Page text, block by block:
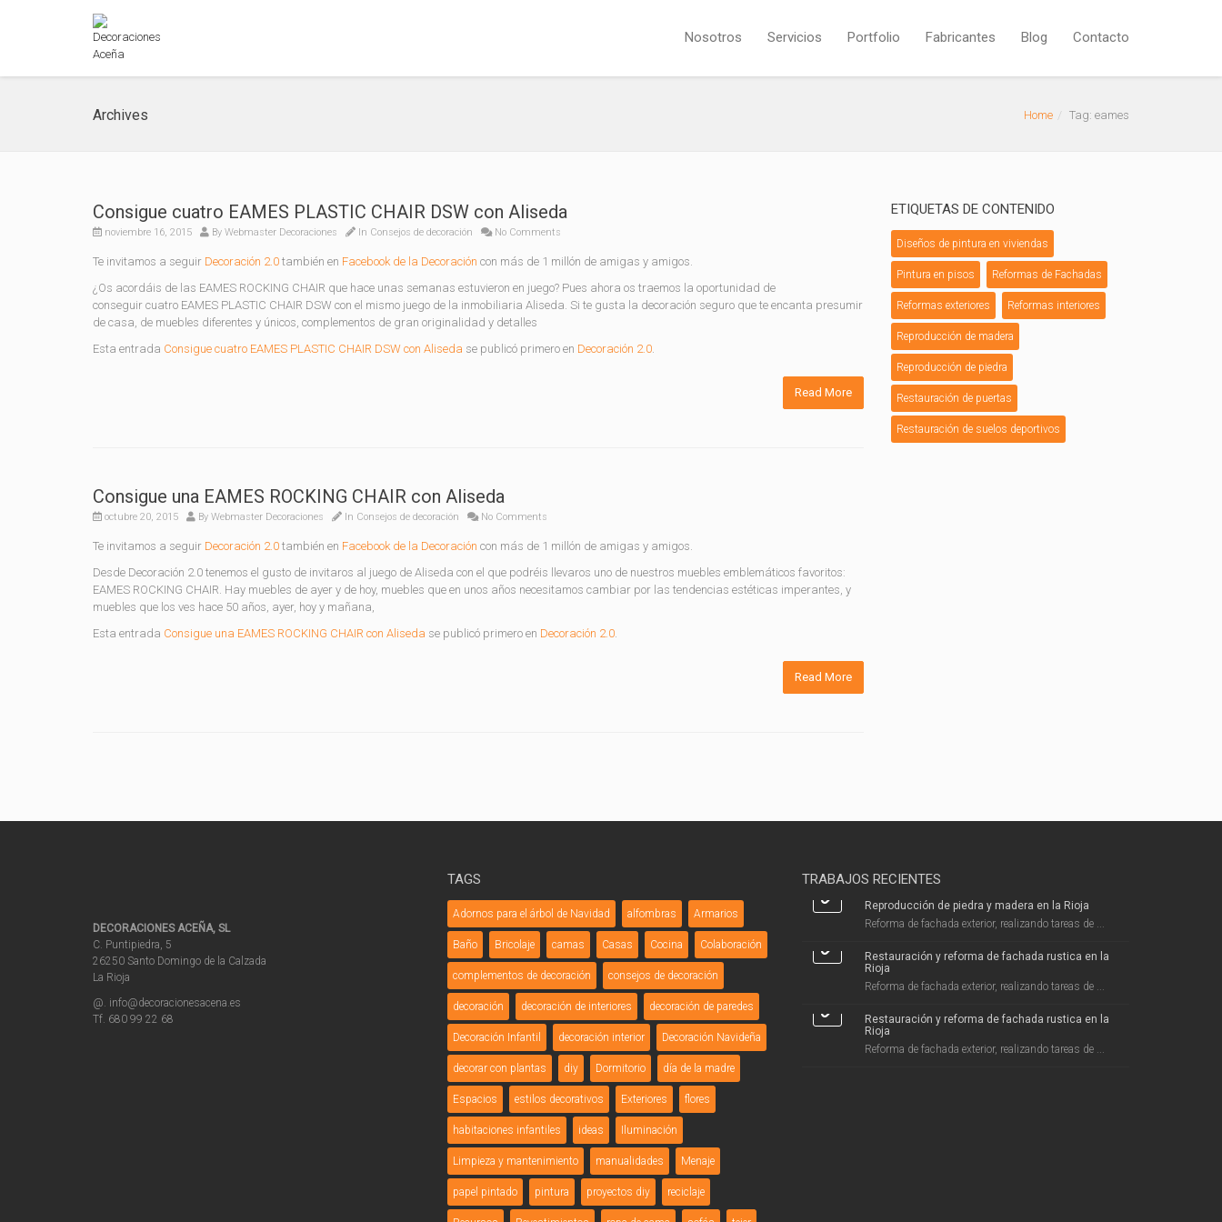
Nosotros Servicios Portfolio Fabricantes Blog Contacto
Archives Home Tag: eames
Consigue cuatro EAMES PLASTIC CHAIR DSW con Aliseda
noviembre 16, 2015 By Webmaster Decoraciones In Consejos de decoración No Comments
Te invitamos a seguir Decoración 2.0 también en Facebook de la Decoración con más de 1 millón de amigas y amigos.
¿Os acordáis de las EAMES ROCKING CHAIR que hace unas semanas estuvieron en juego? Pues ahora os traemos la oportunidad de
conseguir cuatro EAMES PLASTIC CHAIR DSW con el mismo juego de la inmobiliaria Aliseda. Si te gusta la decoración seguro que te encanta presumir
de casa, de muebles diferentes y únicos, complementos de gran originalidad y detalles
Esta entrada Consigue cuatro EAMES PLASTIC CHAIR DSW con Aliseda se publicó primero en Decoración 2.0.
Read More
Consigue una EAMES ROCKING CHAIR con Aliseda
octubre 20, 2015 By Webmaster Decoraciones In Consejos de decoración No Comments
Te invitamos a seguir Decoración 2.0 también en Facebook de la Decoración con más de 1 millón de amigas y amigos.
Desde Decoración 2.0 tenemos el gusto de invitaros al juego de Aliseda con el que podréis llevaros uno de nuestros muebles emblemáticos favoritos:
EAMES ROCKING CHAIR. Hay muebles de ayer y de hoy, muebles que en unos años necesitamos cambiar por las tendencias estéticas imperantes, y
muebles que los ves hace 50 años, ayer, hoy y mañana,
Esta entrada Consigue una EAMES ROCKING CHAIR con Aliseda se publicó primero en Decoración 2.0.
Read More
ETIQUETAS DE CONTENIDO
Diseños de pintura en viviendas
Pintura en pisos Reformas de Fachadas
Reformas exteriores Reformas interiores
Reproducción de madera
Reproducción de piedra
Restauración de puertas
Restauración de suelos deportivos
DECORACIONES ACEÑA, SL
C. Puntipiedra, 5
26250 Santo Domingo de la Calzada
La Rioja
@. info@decoracionesacena.es
Tf. 680 99 22 68
TAGS
Adornos para el árbol de Navidad alfombras Armarios
Baño Bricolaje camas Casas Cocina Colaboración
complementos de decoración consejos de decoración
decoración decoración de interiores decoración de paredes
Decoración Infantil decoración interior Decoración Navideña
decorar con plantas diy Dormitorio día de la madre
Espacios estilos decorativos Exteriores flores
habitaciones infantiles ideas Iluminación
Limpieza y mantenimiento manualidades Menaje
papel pintado pintura proyectos diy reciclaje
TRABAJOS RECIENTES
Reproducción de piedra y madera en la Rioja
Reforma de fachada exterior, realizando tareas de ...
Restauración y reforma de fachada rustica en la
Rioja
Reforma de fachada exterior, realizando tareas de ...
Restauración y reforma de fachada rustica en la
Rioja
Reforma de fachada exterior, realizando tareas de ...